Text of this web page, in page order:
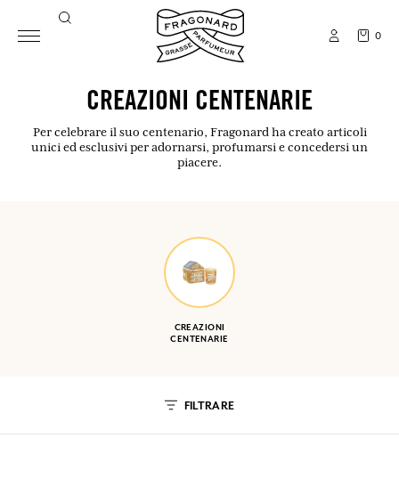
0
CREAZIONI CENTENARIE
Per celebrare il suo centenario, Fragonard ha creato articoli
unici ed esclusivi per adornarsi, profumarsi e concedersi un
piacere.
CREAZIONI
CENTENARIE
FILTRARE